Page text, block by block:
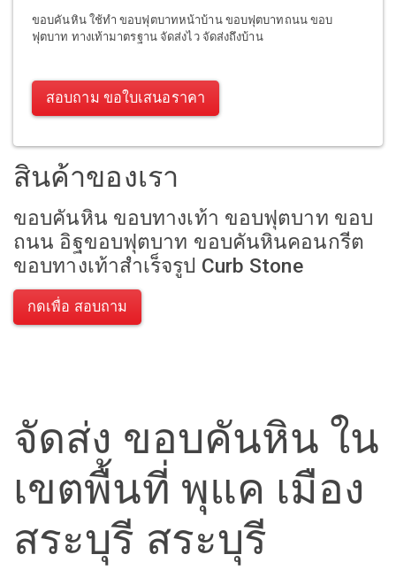
ขอบคันหิน ใช้ทำ ขอบฟุตบาทหน้าบ้าน ขอบฟุตบาทถนน ขอบ
ฟุตบาท ทางเท้ามาตรฐาน จัดส่งไว จัดส่งถึงบ้าน
สอบถาม ขอใบเสนอราคา
สินค้าของเรา
ขอบคันหิน ขอบทางเท้า ขอบฟุตบาท ขอบ
ถนน อิฐขอบฟุตบาท ขอบคันหินคอนกรีต
ขอบทางเท้าสำเร็จรูป Curb Stone
กดเพื่อ สอบถาม
จัดส่ง ขอบคันหิน ใน
เขตพื้นที่ พุแค เมือง
สระบุรี สระบุรี